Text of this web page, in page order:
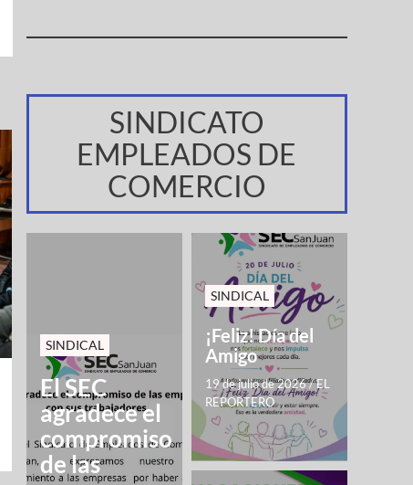
SINDICATO
EMPLEADOS DE
COMERCIO
SINDICAL
El SEC
agradece el
compromiso
de las
SINDICAL
¡Feliz! Día del
Amigo
19 de julio de 2026/EL
REPORTERO